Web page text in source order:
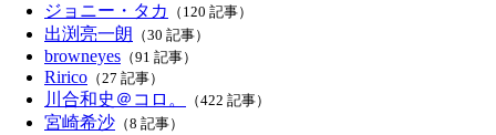
ジョニー・タカ （120 記事）
出渕亮一朗 （30 記事）
browneyes （91 記事）
Ririco （27 記事）
川合和史＠コロ。 （422 記事）
宮崎希沙 （8 記事）